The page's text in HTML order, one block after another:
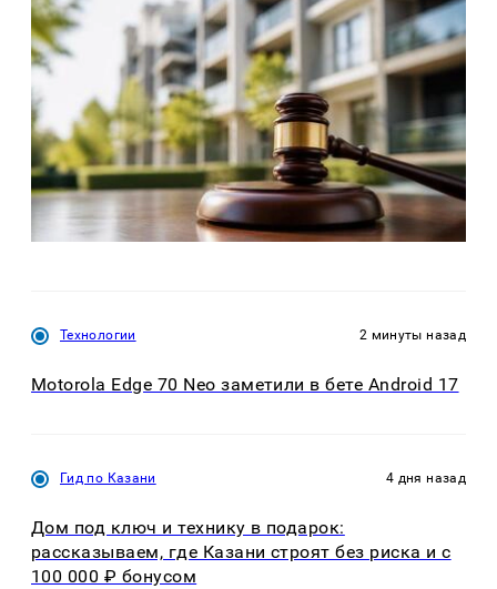
Технологии 2 минуты назад
Motorola Edge 70 Neo заметили в бете Android 17
Гид по Казани 4 дня назад
Дом под ключ и технику в подарок:
рассказываем, где Казани строят без риска и с
100 000 ₽ бонусом